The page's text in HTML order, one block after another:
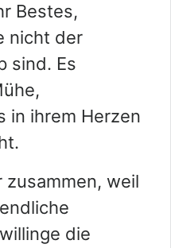
Bestes,
nicht der
sind. Es
in ihrem Herzen
zusammen, weil
die